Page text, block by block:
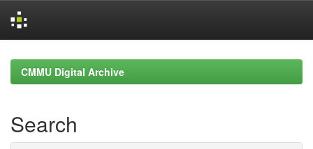
navigationCMMU Digital Archive
Search